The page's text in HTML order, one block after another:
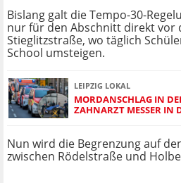
Bislang galt die Tempo-30-
nur für den Abschnitt direkt vor
Stieglitzstraße, wo täglich
School umsteigen.
LEIPZIG LOKAL
MORDANSCHLAG IN
ZAHNARZT MESSER IN
Nun wird die Begrenzung auf
zwischen Rödelstraße und